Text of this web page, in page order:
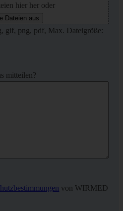
hier her oder
Dateien aus
gif, png, pdf, Max. Dateigröße:
mitteilen?
von WIRMED